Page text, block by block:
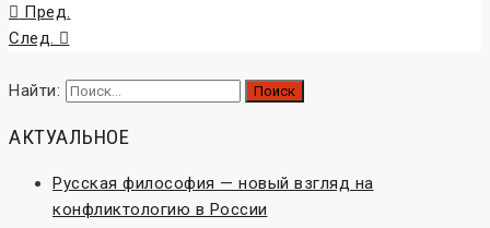
Пред.
След.
Найти:
АКТУАЛЬНОЕ
Русская философия — новый взгляд на
конфликтологию в России